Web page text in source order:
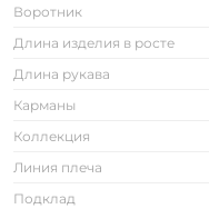
Воротник
Длина изделия в росте
Длина рукава
Карманы
Коллекция
Линия плеча
Подклад